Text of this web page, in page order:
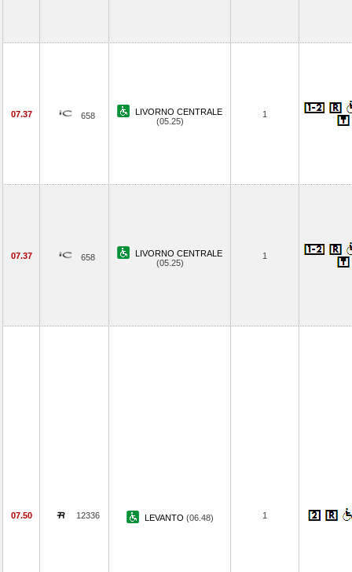
07.37 658
LIVORNO CENTRALE
(05.25)
1
07.37 658
LIVORNO CENTRALE
(05.25)
1
07.50 12336 LEVANTO (06.48) 1